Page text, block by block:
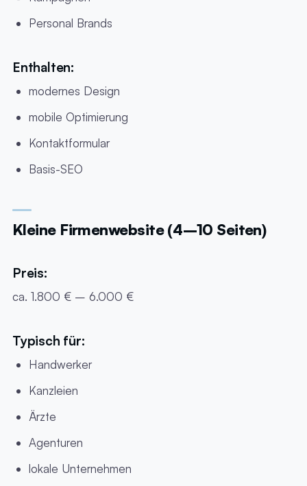
Personal Brands
Enthalten:
modernes Design
mobile Optimierung
Kontaktformular
Basis-SEO
Kleine Firmenwebsite (4–10 Seiten)
Preis:
ca. 1.800 € – 6.000 €
Typisch für:
Handwerker
Kanzleien
Ärzte
Agenturen
lokale Unternehmen